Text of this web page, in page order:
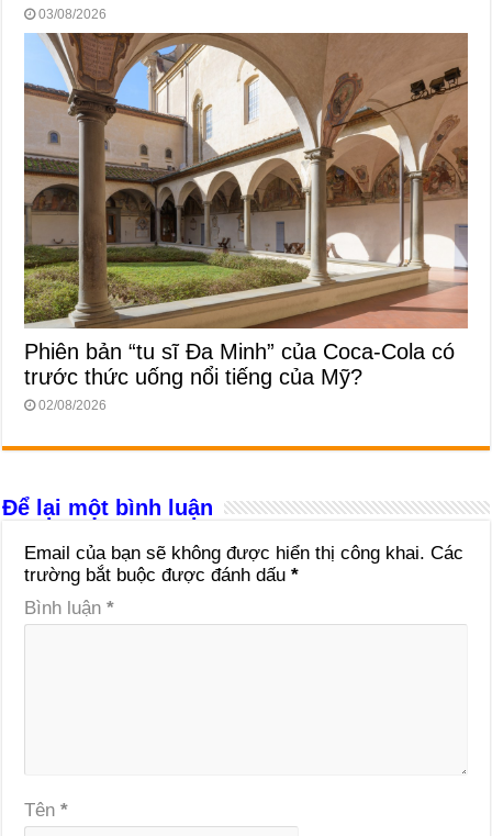
03/08/2026
Phiên bản “tu sĩ Đa Minh” của Coca-Cola có
trước thức uống nổi tiếng của Mỹ?
02/08/2026
Để lại một bình luận
Email của bạn sẽ không được hiển thị công khai. Các
trường bắt buộc được đánh dấu*
Bình luận*
Tên*